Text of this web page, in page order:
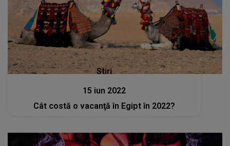
Stiri
15 iun 2022
Cât costă o vacanţă în Egipt în 2022?